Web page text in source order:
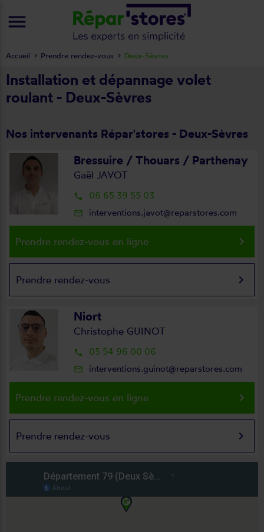
Installation et dépannage volet
roulant - Deux-Sèvres
Nos intervenants Répar'stores - Deux-Sèvres
Bressuire / Thouars / Parthenay
Gaël JAVOT
local_phone 06 65 39 55 03
mail_outline interventions.javot@reparstores.com
Prendre rendez-vous en ligne keyboard_arrow_right
Prendre rendez-vous keyboard_arrow_right
Niort
Christophe GUINOT
local_phone 05 54 96 00 06
mail_outline interventions.guinot@reparstores.com
Prendre rendez-vous en ligne keyboard_arrow_right
Prendre rendez-vous keyboard_arrow_right
Accueil Prendre rendez-vous Deux-Sèvres
menu